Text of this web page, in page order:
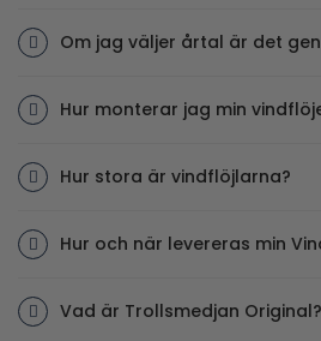
Om jag väljer årtal är det
Hur monterar jag min
Hur stora är vindflöjlarna?
Hur och när levereras min
Vad är Trollsmedjan Original?